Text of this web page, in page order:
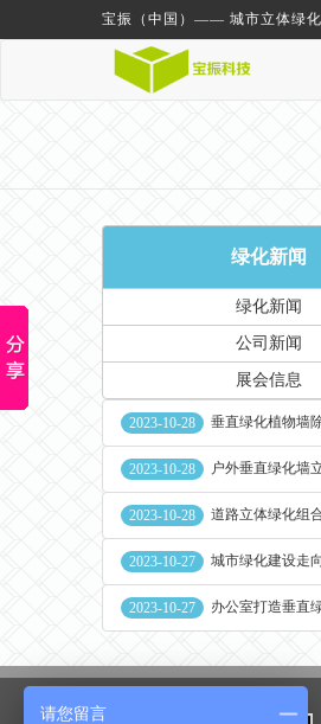
宝振（中国）—— 城市立体绿
绿化新闻
绿化新闻
公司新闻
展会信息
2023-10-28 垂直绿化植物墙除视觉效
2023-10-28 户外垂直绿化墙立体花
2023-10-28 道路立体绿化组合花盆
2023-10-27 城市绿化建设走向立体
2023-10-27 办公室打造垂直绿化植
请您留言